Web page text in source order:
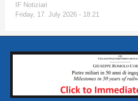
IF Notiziari
Friday, 17. July 2026 - 18:21